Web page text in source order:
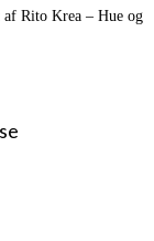
Rito Krea – Hue og